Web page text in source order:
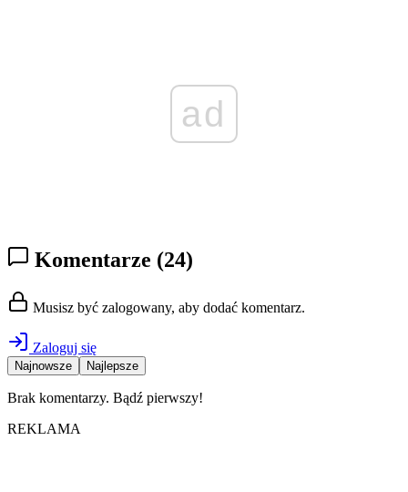
ad
Komentarze (24)
Musisz być zalogowany, aby dodać komentarz.
Zaloguj się
Najnowsze Najlepsze
Brak komentarzy. Bądź pierwszy!
REKLAMA